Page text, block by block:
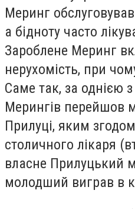
Меринг
а бідноту часто
Зароблене Меринг
нерухомість, при
Саме так, за однією з
Мерингів перейшов
Прилуці, яким
столичного лікаря
власне Прилуцький
молодший виграв в